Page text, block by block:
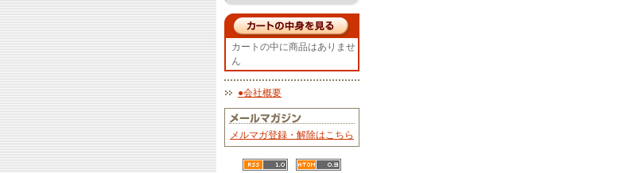
カートの中に商品はありませ
ん
●会社概要
メルマガ登録・解除はこちら